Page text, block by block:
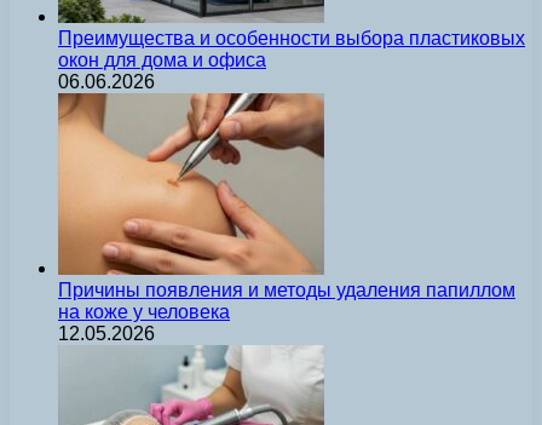
Преимущества и особенности выбора пластиковых
окон для дома и офиса
06.06.2026
Причины появления и методы удаления папиллом
на коже у человека
12.05.2026